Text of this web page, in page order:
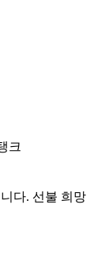
크
다. 선불 희망